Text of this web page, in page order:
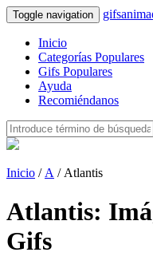
Toggle navigation
Inicio
Categorías Populares
Gifs Populares
Ayuda
Recomiéndanos
Inicio / A / Atlantis
Atlantis:
Gifs